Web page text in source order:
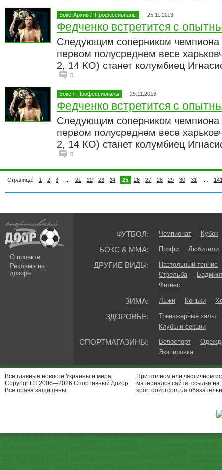
Бокс-Архив / Профессионалы 25.11.2013
Федченко встретится с
Следующим соперником чемпиона
первом полусреднем весе
2, 14 КО) станет колумбиец
0
Бокс / Профессионалы 25.11.2013
Федченко встретится с
Следующим соперником чемпиона
первом полусреднем весе
2, 14 КО) станет колумбиец
0
Страница: 1 2 3 21 22 23 24 25 26 27 28 29 30 31 141
О проекте
Реклама на
дозоре
ФУТБОЛ: Чемпионат Кубок
БОКС & ММА: Профи Любители
ДРУГИЕ ВИДЫ:
Настольный теннис
Стрельба
Фитнес
ЗИМА: Лыжи Коньки
ЗДОРОВЬЕ:
Тренажерные залы
Клубы и секции
СПОРТМАГАЗИНЫ: Велоспорт
Экипировка
Все главные новости Украины и мира.
Copyright © 2006—2026 Спортивный Доzор
Все права защищены.
При полном или частичном
материалов сайта, ссылка на
sport.dozor.com.ua